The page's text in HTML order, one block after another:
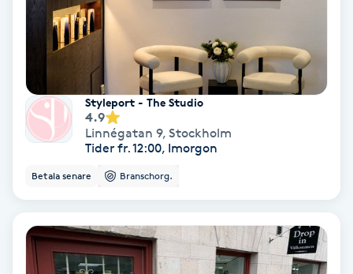
LED-ljusterapi
Liktornar
LPG
LPG-behandling
Luggklippning
Styleport - The Studio
4.9
Linnégatan 9, Stockholm
Tider fr. 12:00, Imorgon
Betala senare Branschorg.